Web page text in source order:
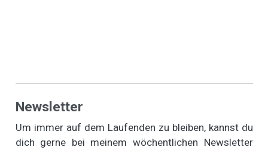
Newsletter
Um immer auf dem Laufenden zu bleiben, kannst du
dich gerne bei meinem wöchentlichen Newsletter